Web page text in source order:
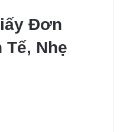
Đơn
Tế, Nhẹ